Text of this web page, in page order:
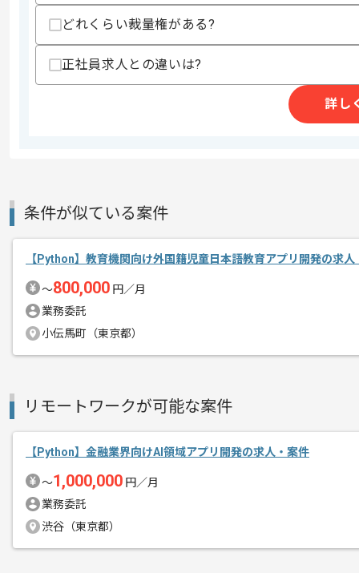
・Web APIを用いた通信技術の知見及
・セキュリティの知見
上記に似た経験やスキルをお持ちであれば申
商談回数
1回
メント
今回はドローン制御システムのソフト
基本的にはフルリモートでの作業を見込
どれくらい裁量権がある?
正社員求人との違いは?
詳し
条件が似ている案件
【Python】教育機関向け外国籍児童日本語教育アプリ開発の求人
〜800,000 円／月
業務委託
小伝馬町（東京都）
リモートワークが可能な案件
【Python】金融業界向けAI領域アプリ開発の求人・案件
〜1,000,000 円／月
業務委託
渋谷（東京都）